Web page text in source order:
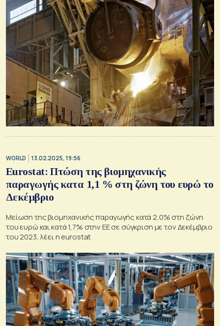
WORLD 13.02.2025, 19:56
Eurostat: Πτώση της βιομηχανικής
παραγωγής κατα 1,1 % στη ζώνη του ευρώ το
Δεκέμβριο
Μείωση της βιομηχανικής παραγωγής κατά 2,0% στη ζώνη
του ευρώ και κατά 1,7% στην ΕΕ σε σύγκριση με τον Δεκέμβριο
του 2023, λέει η eurostat